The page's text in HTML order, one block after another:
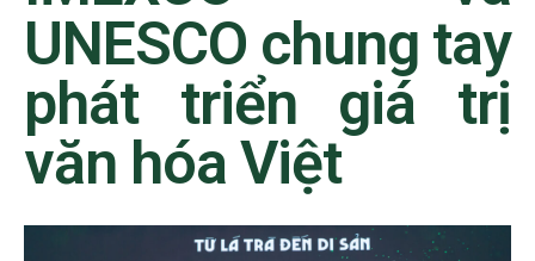
UNESCO chung tay
phát triển giá trị
văn hóa Việt